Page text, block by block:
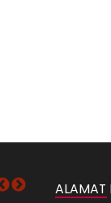
ALAMAT